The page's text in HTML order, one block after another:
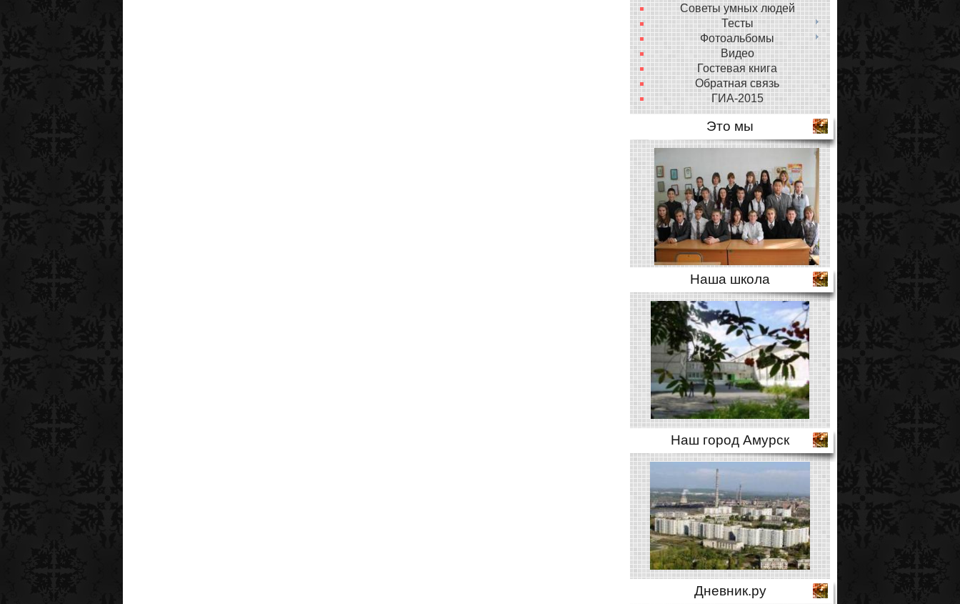
Советы умных людей
Тесты
Фотоальбомы
Видео
Гостевая книга
Обратная связь
ГИА-2015
Это мы
Наша школа
Наш город Амурск
Дневник.ру